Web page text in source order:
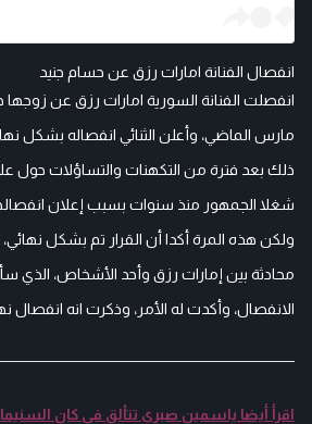
انفصال الفنانة امارات رزق عن حسام جنيد
انفصلت الفنانة السورية امارات رزق عن
مارس الماضي، وأعلن الثنائي انفصاله بشكل
ذلك بعد فترة من التكهنات والتساؤلات حول
شغلا الجمهور منذ سنوات بسبب إعلان
ولكن هذه المرة أكدا أن القرار تم بشكل
محادثة بين إمارات رزق وأحد الأشخاص، الذي
الانفصال، وأكدت له الأمر، وذكرت انه انفصال
اقرأ أيضا ياسمين صبري تتألق في كان